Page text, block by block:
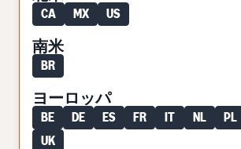
CA MX US
南米
BR
ヨーロッパ
BE DE ES FR IT NL PL
UK